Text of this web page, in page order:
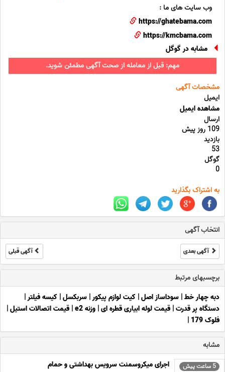
وب سایت های ما :
https://ghatebama.com
https://kmcbama.com
مشابه در گوگل
مهم: قبل از معامله از صحت آگهی مطمئن شوید.
مشخصات آگهی
ایمیل
مشاهده ایمیل
ارسال
109 روز پیش
بازدید
53
گوگل
0
به اشتراک بگذارید
انتخاب آگهی
آگهی بعدی آگهی قبلی
برچسبهای مرتبط
دبه چهار خط| سوداساز اصل| کیت لوازم پیکور| سربکسل| کیسه فیلتر|
دستگاه پر قدرت| قیمت لوله ابیاری قطره ای| وزنه e2 | قیمت اتصالات استیل|
فلوک 179
|
مشابه
5 ساعت پیش اجرای میکروسمنت سرویس بهداشتی و حمام